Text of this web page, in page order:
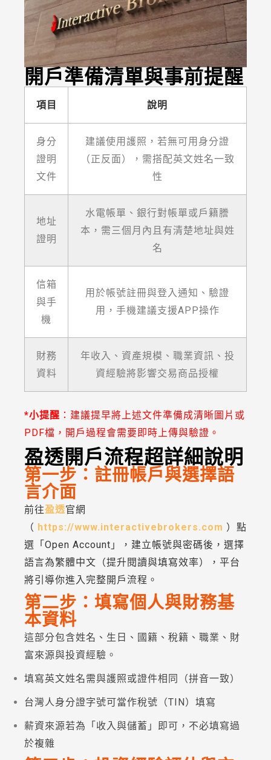
開戶準備清單與事前提醒
項目 說明
身分
證明
文件
建議使用護照，若無可用身分證
（正反面），需搭配英文姓名一致
性
地址
證明
水電帳單、銀行對帳單或戶籍謄
本，需三個月內且有清楚地址與姓
名
信箱
與手
機
用於帳號註冊與登入通知、驗證
用，手機建議支援APP操作
財務
資料
年收入、資產規模、職業資訊、投
資經驗將影響交易商品授權
*小提醒 ：建議提早將上述文件準備成清晰圖片或
PDF檔，開戶過程會需要即時上傳與驗證。
盈透開戶流程超詳細說明
第一步：註冊帳戶與選擇語
言介面
前往盈透官網
（ https://www.interactivebrokers.com ）點
選「Open Account」，建立帳號與密碼後，選擇
語言為繁體中文（提升閱讀與填寫效率），平台
將引導你進入完整開戶流程。
第二步：填寫個人與財務基
本資料
這部分包含姓名、生日、國籍、稅籍、職業、財
富來源與投資經驗。
填寫英文姓名需與護照或證件相同（拼音一致）
台灣人身分證字號可當作稅號（TIN）填寫
薪資來源若為「收入與儲蓄」即可，不必填寫過
於複雜